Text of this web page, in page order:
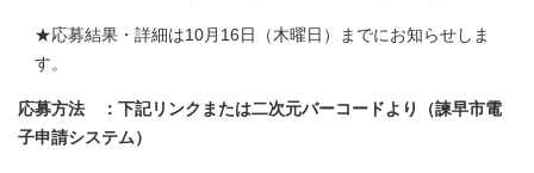
★応募結果・詳細は10月16日（木曜日）までにお知らせしま
す。
応募方法 ：下記リンクまたは二次元バーコードより（諫早市電
子申請システム）